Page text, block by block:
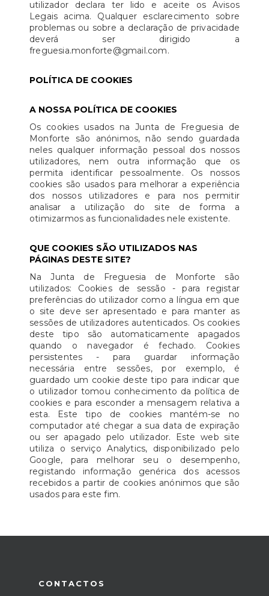
utilizador declara ter lido e aceite os Avisos
Legais acima. Qualquer esclarecimento sobre
problemas ou sobre a declaração de privacidade
deverá ser dirigido a
freguesia.monforte@gmail.com.
POLÍTICA DE COOKIES
A NOSSA POLÍTICA DE COOKIES
Os cookies usados na Junta de Freguesia de
Monforte são anónimos, não sendo guardada
neles qualquer informação pessoal dos nossos
utilizadores, nem outra informação que os
permita identificar pessoalmente. Os nossos
cookies são usados para melhorar a experiência
dos nossos utilizadores e para nos permitir
analisar a utilização do site de forma a
otimizarmos as funcionalidades nele existente.
QUE COOKIES SÃO UTILIZADOS NAS
PÁGINAS DESTE SITE?
Na Junta de Freguesia de Monforte são
utilizados: Cookies de sessão - para registar
preferências do utilizador como a língua em que
o site deve ser apresentado e para manter as
sessões de utilizadores autenticados. Os cookies
deste tipo são automaticamente apagados
quando o navegador é fechado. Cookies
persistentes - para guardar informação
necessária entre sessões, por exemplo, é
guardado um cookie deste tipo para indicar que
o utilizador tomou conhecimento da política de
cookies e para esconder a mensagem relativa a
esta. Este tipo de cookies mantém-se no
computador até chegar a sua data de expiração
ou ser apagado pelo utilizador. Este web site
utiliza o serviço Analytics, disponibilizado pelo
Google, para melhorar seu o desempenho,
registando informação genérica dos acessos
recebidos a partir de cookies anónimos que são
usados para este fim.
CONTACTOS